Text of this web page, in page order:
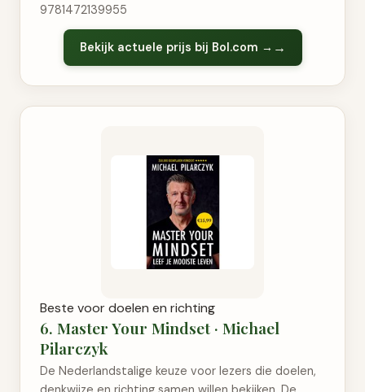
9781472139955
Bekijk actuele prijs bij Bol.com →
Beste voor doelen en richting
6. Master Your Mindset · Michael
Pilarczyk
De Nederlandstalige keuze voor lezers die doelen,